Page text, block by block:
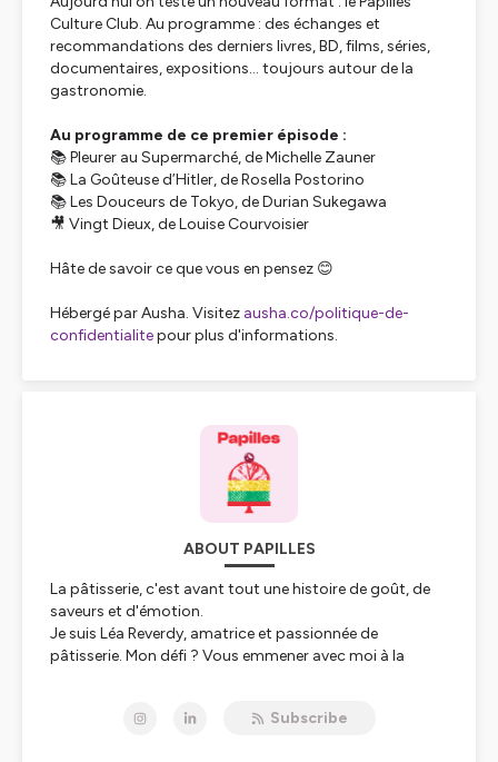
Culture Club. Au programme : des échanges et
recommandations des derniers livres, BD, films, séries,
documentaires, expositions… toujours autour de la
gastronomie.
Au programme de ce premier épisode :
📚 Pleurer au Supermarché, de Michelle Zauner
📚 La Goûteuse d’Hitler, de Rosella Postorino
📚 Les Douceurs de Tokyo, de Durian Sukegawa
🎥 Vingt Dieux, de Louise Courvoisier
Hâte de savoir ce que vous en pensez 😊
Hébergé par Ausha. Visitez ausha.co/politique-de-
confidentialitepour plus d'informations.
ABOUT PAPILLES
La pâtisserie, c'est avant tout une histoire de goût, de
saveurs et d'émotion.
Je suis Léa Reverdy, amatrice et passionnée de
pâtisserie. Mon défi ? Vous emmener avec moi à la
fera fondre vos papilles.
Subscribe